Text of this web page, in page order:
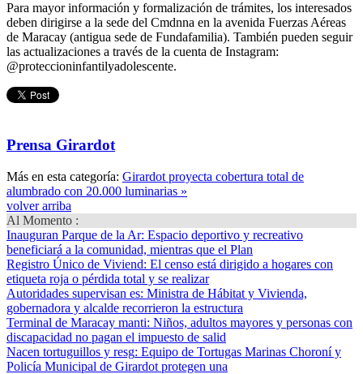
Para mayor información y formalización de trámites, los interesados
deben dirigirse a la sede del Cmdnna en la avenida Fuerzas Aéreas
de Maracay (antigua sede de Fundafamilia). También pueden seguir
las actualizaciones a través de la cuenta de Instagram:
@proteccioninfantilyadolescente.
Prensa Girardot
Más en esta categoría: Girardot proyecta cobertura total de
alumbrado con 20.000 luminarias »
volver arriba
Al Momento :
Inauguran Parque de la Ar: Espacio deportivo y recreativo
beneficiará a la comunidad, mientras que el Plan
Registro Único de Viviend: El censo está dirigido a hogares con
etiqueta roja o pérdida total y se realizar
Autoridades supervisan es: Ministra de Hábitat y Vivienda,
gobernadora y alcalde recorrieron la estructura
Terminal de Maracay manti: Niños, adultos mayores y personas con
discapacidad no pagan el impuesto de salid
Nacen tortuguillos y resg: Equipo de Tortugas Marinas Choroní y
Policía Municipal de Girardot protegen una